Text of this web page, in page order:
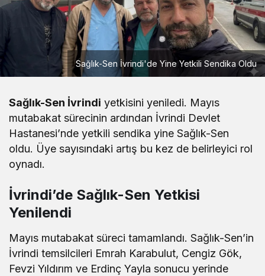
Sağlık-Sen İvrindi'de Yine Yetkili Sendika Oldu
Sağlık-Sen İvrindi yetkisini yeniledi. Mayıs
mutabakat sürecinin ardından İvrindi Devlet
Hastanesi’nde yetkili sendika yine Sağlık-Sen
oldu. Üye sayısındaki artış bu kez de belirleyici rol
oynadı.
İvrindi’de Sağlık-Sen Yetkisi
Yenilendi
Mayıs mutabakat süreci tamamlandı. Sağlık-Sen’in
İvrindi temsilcileri Emrah Karabulut, Cengiz Gök,
Fevzi Yıldırım ve Erdinç Yayla sonucu yerinde